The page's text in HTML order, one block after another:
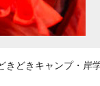
きどきキャンプ・岸